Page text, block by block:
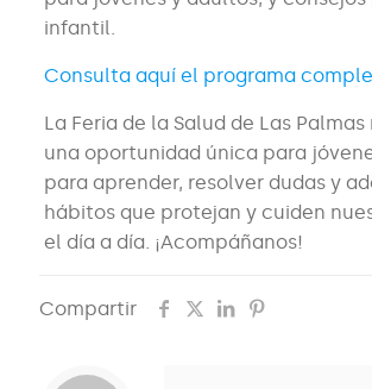
infantil.
Consulta aquí el programa
La Feria de la Salud de Las
una oportunidad única para
para aprender, resolver dudas y
hábitos que protejan y cuiden
el día a día. ¡Acompáñanos!
Compartir